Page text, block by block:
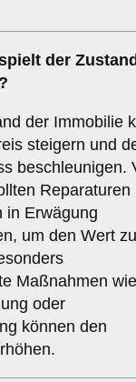
der Zustand
?
der Immobilie
steigern und
beschleunigen.
Reparaturen
in Erwägung
um den Wert zu
Maßnahmen wie
oder
können den